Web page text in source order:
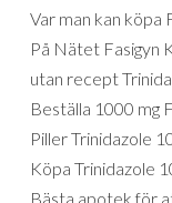
Var man kan köpa
På Nätet Fasigyn
utan recept
Beställa 1000 mg
Piller Trinidazole
Köpa Trinidazole
Bästa apotek för